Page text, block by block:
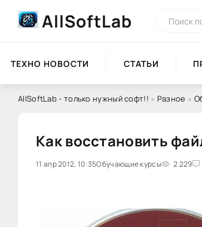
AllSoftLab
ТЕХНО НОВОСТИ СТАТЬИ
AllSoftLab - только нужный софт!! » Разное »
Как восстановить
11 апр 2012, 10:35Обучающие курсы 2 229
0 1 2 3 4 5